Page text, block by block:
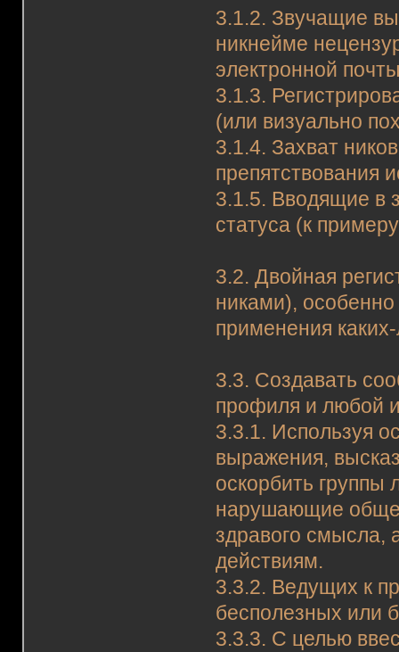
3.1.2. Звучащие
никнейме
электронной
3.1.3.
(или визуально
3.1.4. Захват
препятствования
3.1.5. Вводящие в
статуса (к
3.2. Двойная
никами), особенно
применения
3.3. Создавать
профиля и любой
3.3.1. Используя
выражения,
оскорбить группы
нарушающие
здравого смысла,
действиям.
3.3.2. Ведущих к
бесполезных или
3.3.3. С целью